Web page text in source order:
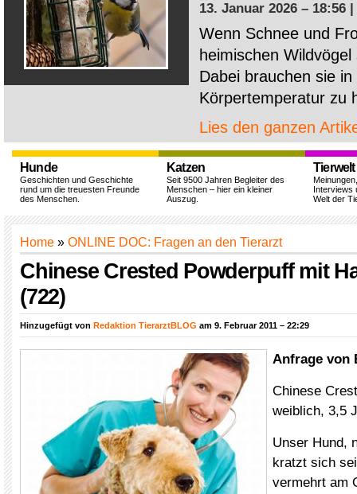
13. Januar 2026 – 18:56 |
Wenn Schnee und
heimischen
Dabei brauchen sie
Körpertemperatur zu
Lies den ganzen
Hunde
Geschichten und Geschichte
rund um die treuesten Freunde
des Menschen.
Katzen
Seit 9500 Jahren Begleiter des
Menschen – hier ein kleiner
Auszug.
Tierwelt
Interviews
Welt der
Home » ONLINE DOC: Fragen an den Tierarzt
Chinese Crested Powderpuff mit
(722)
Hinzugefügt von Redaktion TierarztBLOG am 9. Februar 2011 – 22:29
Anfrage von
Chinese
weiblich, 3,5
Unser Hund,
kratzt sich
vermehrt am